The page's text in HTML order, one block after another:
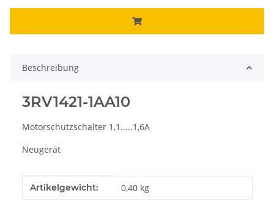
Beschreibung
3RV1421-1AA10
Motorschutzschalter 1,1.....1,6A
Neugerät
Produkteigenschaft
Wert
Artikelgewicht: 0,40 kg